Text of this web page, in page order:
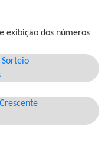
exibição dos números